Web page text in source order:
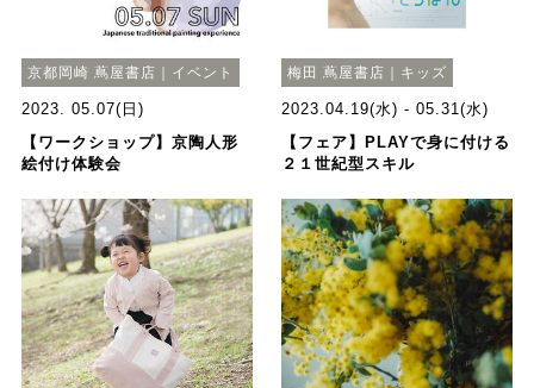
京都岡崎 蔦屋書店｜イベント
2023. 05.07(日)
【ワークショップ】京陶人形
絵付け体験会
梅田 蔦屋書店｜キッズ
2023.04.19(水) - 05.31(水)
【フェア】PLAYで身に付ける
２１世紀型スキル